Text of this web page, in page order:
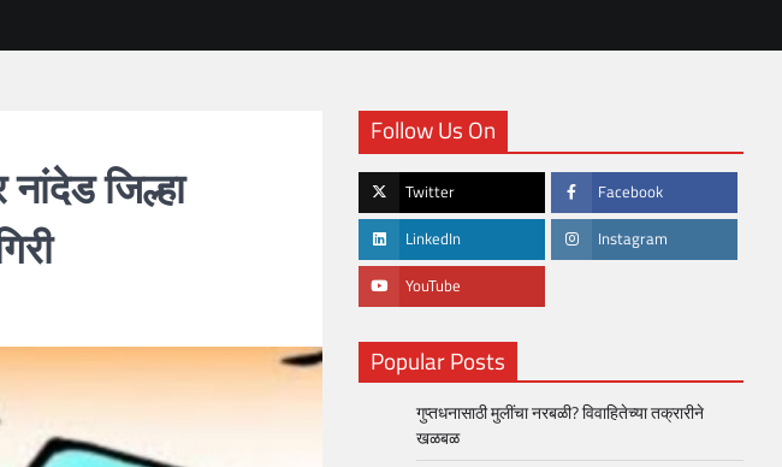
जिल्हा
Follow Us On
Twitter Facebook
LinkedIn Instagram
YouTube
Popular Posts
गुप्तधनासाठी मुलींचा नरबळी? विवाहितेच्या तक्रारीने
खळबळ